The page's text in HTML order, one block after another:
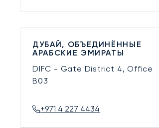
ДУБАЙ, ОБЪЕДИНЁННЫЕ
АРАБСКИЕ ЭМИРАТЫ
DIFC - Gate District 4, Office
B03
+971 4 227 4434